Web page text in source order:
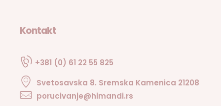
Kontakt
+381 (0) 61 22 55 825
Svetosavska 8. Sremska Kamenica 21208
porucivanje@himandi.rs